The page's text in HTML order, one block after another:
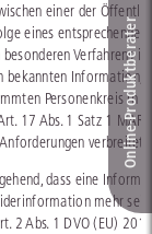
einer der
eines entsprechenden
Verfahrens
bekannten Information,
Personenkreis in
17 Abs. 1 Satz 1 MAR
verbreitet
dass eine
mehr sei,
2 Abs. 1 DVO (EU)
Online-Produkt­berater